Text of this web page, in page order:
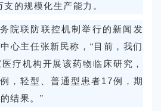
的规模化生产能力。
院联防联控机制举行的新闻发
心主任张新民称，“目前，我们
疗机构开展该药物临床研究，
，轻型、普通型患者17例，期
结果。”